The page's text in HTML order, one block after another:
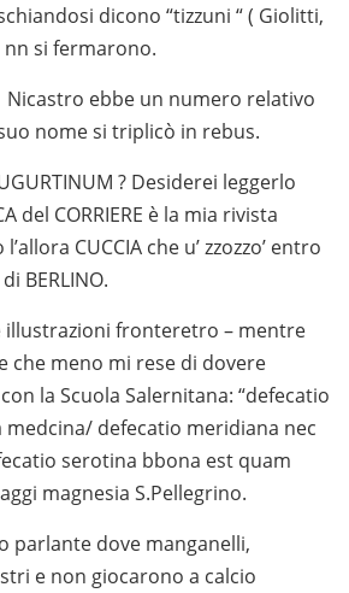
dicono “tizzuni “ ( Giolitti,
si fermarono.
ebbe un numero relativo
nome si triplicò in rebus.
? Desiderei leggerlo
del CORRIERE è la mia rivista
CUCCIA che u’ zzozzo’ entro
BERLINO.
illustrazioni fronteretro – mentre
che meno mi rese di dovere
la Scuola Salernitana: “defecatio
defecatio meridiana nec
serotina bbona est quam
magnesia S.Pellegrino.
parlante dove manganelli,
e non giocarono a calcio